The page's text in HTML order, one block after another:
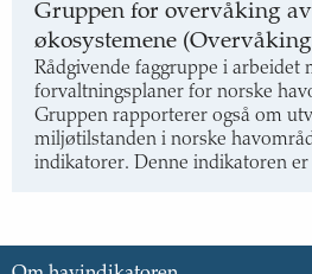
Gruppen for overvåking
økosystemene
Rådgivende faggruppe i arbeidet
forvaltningsplaner for norske
Gruppen rapporterer også om
miljøtilstanden i norske
indikatorer. Denne indikatoren er